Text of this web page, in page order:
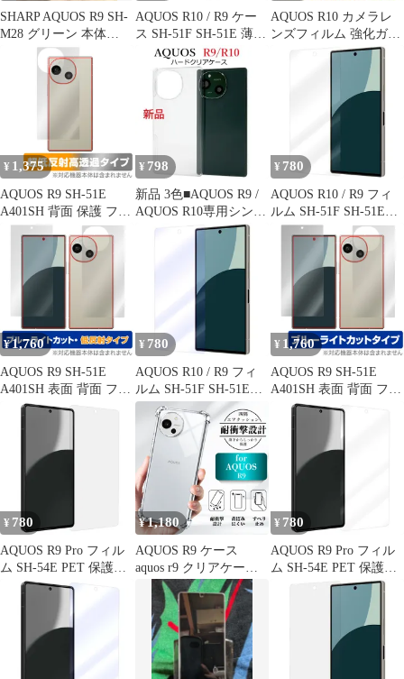
SHARP AQUOS R9 SH-
M28 グリーン 本体
12GB 新品未開封
AQUOS R10 / R9 ケー
ス SH-51F SH-51E 薄型
耐衝撃 コーナーガード
ソフト ケース
AQUOS R10 カメラレ
ンズフィルム 強化ガラ
スフィルム シール アク
オスアールナイン
SH51F A501SH SHM31
自動吸着 貼り直し可能
飛散防止 気泡防止 プロ
エッジ加工 貼り付け簡
単
¥ 1,375
AQUOS R9 SH-51E
A401SH 背面 保護 フィ
ルム OverLay Plus
Premium for アクオスア
ール 本体保護フィルム
さらさら手触り 低反射
¥ 798
新品 3色■AQUOS R9 /
AQUOS R10専用シンプ
ルなハードカバースマ
ホケース・SH-51E
SH51E sh51e sh-51e
a401sh sh-m28 SH-51F
¥ 780
AQUOS R10 / R9 フィ
ルム SH-51F SH-51E
PET 保護フィルム
【Color】光沢
¥1,760
AQUOS R9 SH-51E
A401SH 表面 背面 フィ
ルム OverLay Eye
クオスアール 表面・背
面 ブルーライトカット
反射防止
¥ 780
AQUOS R10 / R9 フィ
ルム SH-51F SH-51E
PET 保護フィルム
【Color】ブルーライト
カット
¥ 1,760
AQUOS R9 SH-51E
A401SH 表面 背面 フィ
ルム OverLay Eye
ール 表面・背面セット
目に優しい ブルーライ
トカット
¥ 780
AQUOS R9 Pro フィル
ム SH-54E PET 保護フ
ィルム 【Color】光沢な
¥1,180
AQUOS R9 ケース
aquos r9 クリアケース
携帯カバー aquosr9 ケ
ース aquos r10 ケース
カバー 軽量設計 クリア
保護ケース 耐衝撃 透明
SH-51E スマホケース
四隅エアクッション 柔
¥ 780
AQUOS R9 Pro フィル
ム SH-54E PET 保護フ
ィルム 【Color】光沢